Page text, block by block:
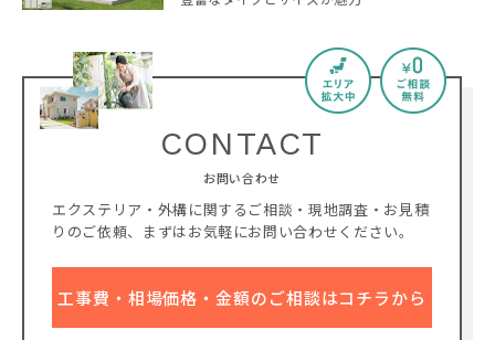
CONTACT
お問い合わせ
エクステリア・外構に関するご相談・現地調査・お見積
りのご依頼、
まずはお気軽にお問い合わせください。
工事費・相場価格・金額のご相談はコチラから